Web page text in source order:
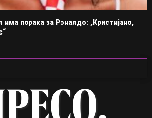
порака за Роналдо: „Кристијано,